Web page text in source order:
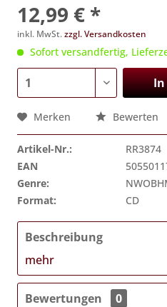
12,99 € *
inkl. MwSt.zzgl. Versandkosten
Sofort versandfertig,
In
Merken Bewerten
Artikel-Nr.:
RR3874
EAN
Genre:
Format:
CD
Beschreibung
mehr
Bewertungen
0